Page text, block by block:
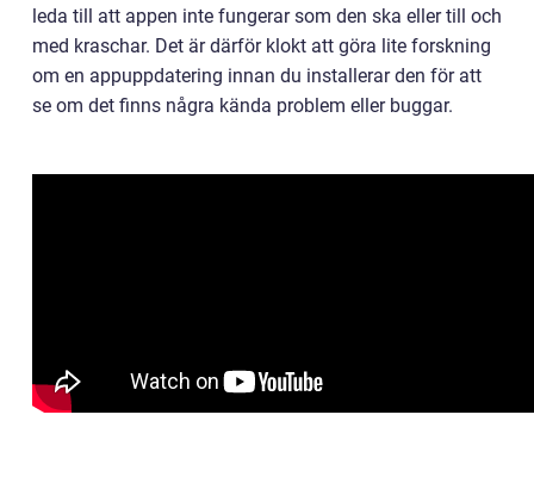
leda till att appen inte fungerar som den ska eller till och
med kraschar. Det är därför klokt att göra lite forskning
om en appuppdatering innan du installerar den för att
se om det finns några kända problem eller buggar.